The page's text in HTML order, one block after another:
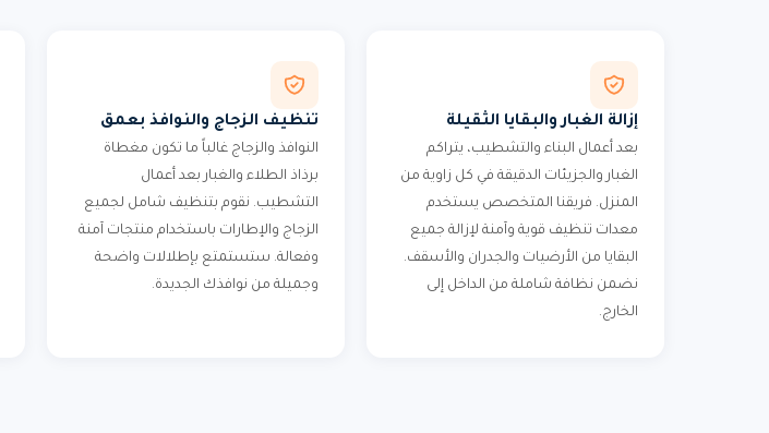
إزالة الغبار والبقايا الثقيلة
بعد أعمال البناء والتشطيب، يتراكم
الغبار والجزيئات الدقيقة في كل زاوية من
المنزل. فريقنا المتخصص يستخدم
معدات تنظيف قوية وآمنة لإزالة جميع
البقايا من الأرضيات والجدران والأسقف.
نضمن نظافة شاملة من الداخل إلى
الخارج.
تنظيف الزجاج والنوافذ بعمق
النوافذ والزجاج غالباً ما تكون مغطاة
برذاذ الطلاء والغبار بعد أعمال
التشطيب. نقوم بتنظيف شامل لجميع
الزجاج والإطارات باستخدام منتجات آمنة
وفعالة. ستستمتع بإطلالات واضحة
وجميلة من نوافذك الجديدة.